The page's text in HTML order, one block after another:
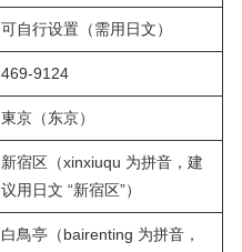
可自行设置（需用日文）
469-9124
東京（东京）
新宿区（xinxiuqu 为拼音，建
议用日文 “新宿区”）
白鳥亭（bairenting 为拼音，